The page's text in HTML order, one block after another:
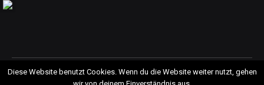
CBD GUIDE AUSTRIA, 2019 © All Rights Reserved
Diese Website benutzt Cookies. Wenn du die Website weiter nutzt, gehen